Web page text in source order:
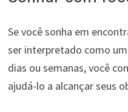
Se você sonha em
ser interpretado como
dias ou semanas, você
ajudá-lo a alcançar seus